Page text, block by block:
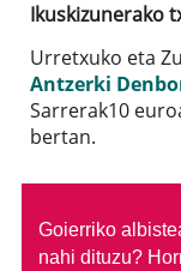
Ikuskizunerako
Urretxuko eta
Antzerki
Sarrerak10
bertan.
Goierriko
nahi dituzu?